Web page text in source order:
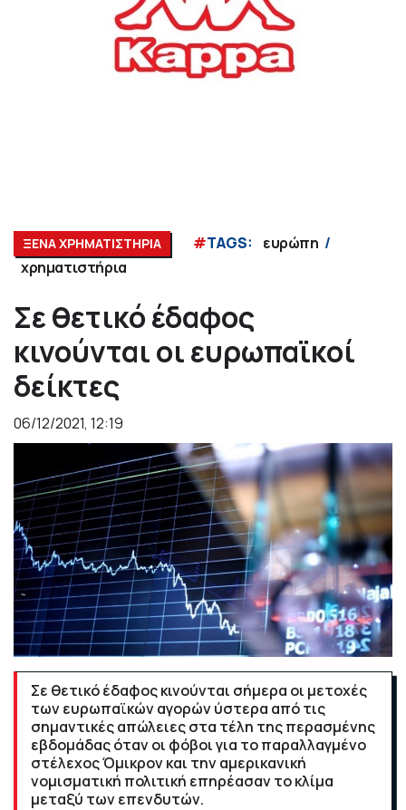
ΞΕΝΑ ΧΡΗΜΑΤΙΣΤΗΡΙΑ #TAGS:
ευρώπη
χρηματιστήρια
Σε θετικό έδαφος
κινούνται οι ευρωπαϊκοί
δείκτες
06/12/2021, 12:19
Σε θετικό έδαφος κινούνται σήμερα οι μετοχές
των ευρωπαϊκών αγορών ύστερα από τις
σημαντικές απώλειες στα τέλη της περασμένης
εβδομάδας όταν οι φόβοι για το παραλλαγμένο
στέλεχος Όμικρον και την αμερικανική
νομισματική πολιτική επηρέασαν το κλίμα
μεταξύ των επενδυτών.